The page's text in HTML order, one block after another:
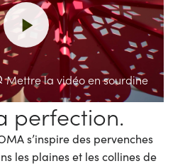
Jouer
la
vidéo
Mettre la vidéo en sourdine
perfection.
s’inspire des pervenches
les plaines et les collines de